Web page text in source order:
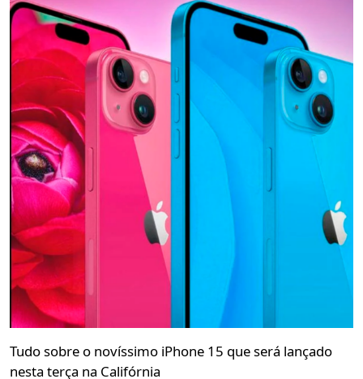
Tudo sobre o novíssimo iPhone 15 que será lançado
nesta terça na Califórnia